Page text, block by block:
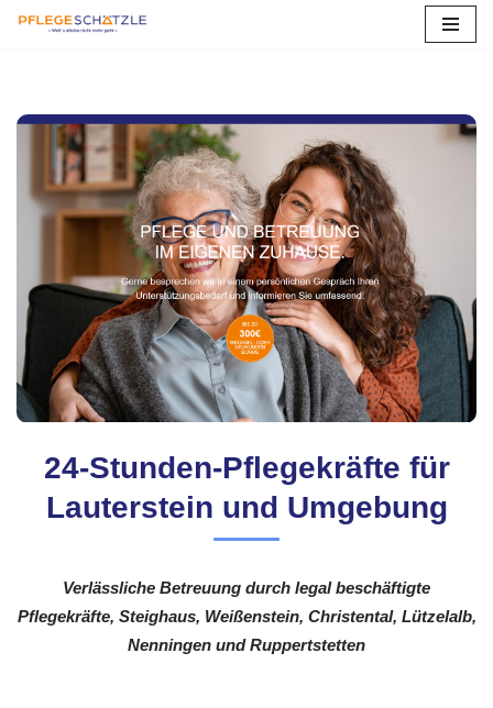
springen
24-Stunden-Pflegekräfte für
Lauterstein und Umgebung
Verlässliche Betreuung durch legal beschäftigte
Pflegekräfte, Steighaus, Weißenstein, Christental, Lützelalb,
Nenningen und Ruppertstetten